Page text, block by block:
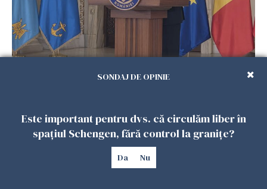
pare să se contureze varianta un guvern
SONDAJ DE OPINIE
Este important pentru dvs. că circulăm liber în
spațiul Schengen, fără control la granițe?
Da Nu